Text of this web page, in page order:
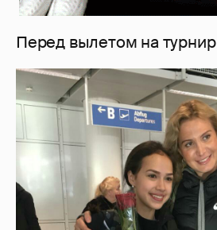
Перед вылетом на турнир